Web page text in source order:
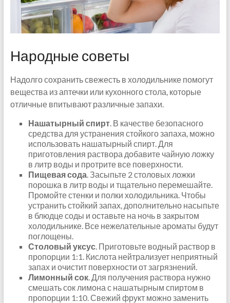
Народные советы
Надолго сохранить свежесть в холодильнике помогут
вещества из аптечки или кухонного стола, которые
отличные впитывают различные запахи.
Нашатырный спирт. В качестве безопасного
средства для устранения стойкого запаха, можно
использовать нашатырный спирт. Для
приготовления раствора добавите чайную ложку
в литр воды и протрите все поверхности.
Пищевая сода. Засыпьте 2 столовых ложки
порошка в литр воды и тщательно перемешайте.
Промойте стенки и полки холодильника. Чтобы
устранить стойкий запах, дополнительно насыпьте
в блюдце соды и оставьте на ночь в закрытом
холодильнике. Все нежелательные ароматы будут
поглощены.
Столовый уксус. Приготовьте водный раствор в
пропорции 1:1. Кислота нейтрализует неприятный
запах и очистит поверхности от загрязнений.
Лимонный сок. Для получения раствора нужно
смешать сок лимона с нашатырным спиртом в
пропорции 1:10. Свежий фрукт можно заменить